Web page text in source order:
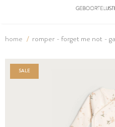
home romper - forget me not -
SALE